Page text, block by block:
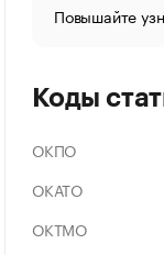
Повышайте
Коды
ОКПО
ОКАТО
ОКТМО